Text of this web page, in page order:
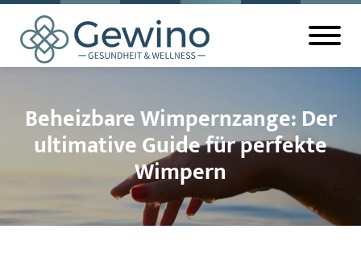
Beheizbare Wimpernzange: Der
ultimative Guide für perfekte
Wimpern